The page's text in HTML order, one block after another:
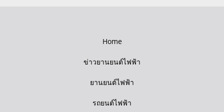
Home
ข่าวยานยนต์ไฟฟ้า
ยานยนต์ไฟฟ้า
รถยนต์ไฟฟ้า